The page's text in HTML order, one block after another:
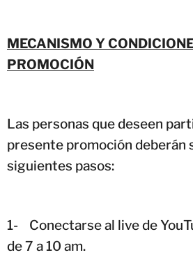
MECANISMO Y
PROMOCIÓN
Las personas que deseen
presente promoción deberán
siguientes pasos:
1- Conectarse al live de
de 7 a 10 am.